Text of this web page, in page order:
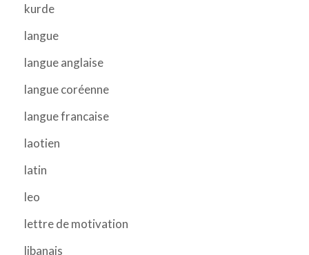
kurde
langue
langue anglaise
langue coréenne
langue francaise
laotien
latin
leo
lettre de motivation
libanais